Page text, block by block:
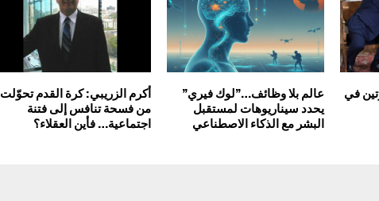
في
عالم بلا وظائف…”لوك فيري”
يحدد سيناريوهات لمستقبل
البشر مع الذكاء الاصطناعي
أكرم الزريبي: كرة القدم تحوّلت
من فسحة تنافس إلى فتنة
اجتماعية… فأين العقلاء؟